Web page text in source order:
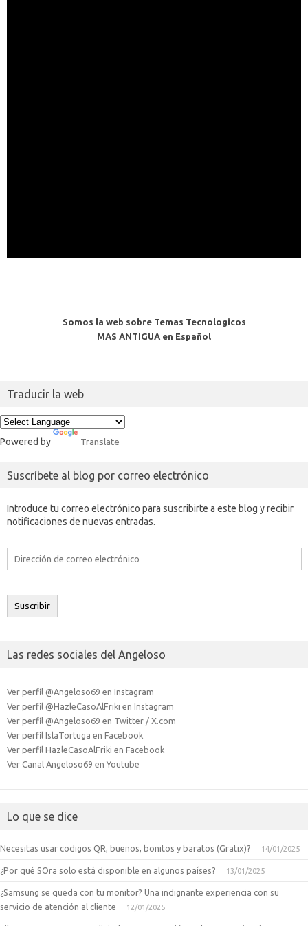
Somos la web sobre Temas Tecnologicos
MAS ANTIGUA en Español
Traducir la web
Powered by Translate
Suscríbete al blog por correo electrónico
Introduce tu correo electrónico para suscribirte a este blog y recibir
notificaciones de nuevas entradas.
Dirección
electrónico
Suscribir
Las redes sociales del Angeloso
Ver perfil @Angeloso69 en Instagram
Ver perfil @HazleCasoAlFriki en Instagram
Ver perfil @Angeloso69 en Twitter / X.com
Ver perfil IslaTortuga en Facebook
Ver perfil HazleCasoAlFriki en Facebook
Ver Canal Angeloso69 en Youtube
Lo que se dice
Necesitas usar codigos QR, buenos, bonitos y baratos (Gratix)? 14/01/2025
¿Por qué SOra solo está disponible en algunos países? 13/01/2025
¿Samsung se queda con tu monitor? Una indignante experiencia con su
servicio de atención al cliente
12/01/2025